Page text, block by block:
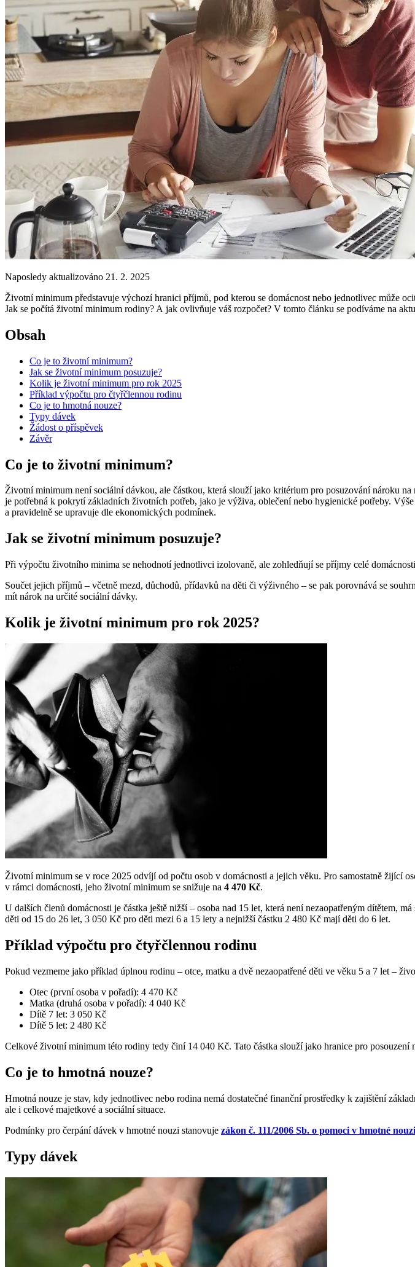
Naposledy aktualizováno 21. 2. 2025
Životní minimum představuje výchozí hranici příjmů, pod kterou se domácnost nebo jednotlivec může
Jak se počítá životní minimum rodiny? A jak ovlivňuje váš rozpočet? V tomto článku se podíváme na
Obsah
Co je to životní minimum?
Jak se životní minimum posuzuje?
Kolik je životní minimum pro rok 2025
Příklad výpočtu pro čtyřčlennou rodinu
Co je to hmotná nouze?
Typy dávek
Žádost o příspěvek
Závěr
Co je to životní minimum?
Životní minimum není sociální dávkou, ale částkou, která slouží jako kritérium pro posuzování nároku
je potřebná k pokrytí základních životních potřeb, jako je výživa, oblečení nebo hygienické potřeby.
a pravidelně se upravuje dle ekonomických podmínek.
Jak se životní minimum posuzuje?
Při výpočtu životního minima se nehodnotí jednotlivci izolovaně, ale zohledňují se příjmy celé
Součet jejich příjmů – včetně mezd, důchodů, přídavků na děti či výživného – se pak porovnává se
mít nárok na určité sociální dávky.
Kolik je životní minimum pro rok 2025?
Životní minimum se v roce 2025 odvíjí od počtu osob v domácnosti a jejich věku. Pro samostatně žijící
v rámci domácnosti, jeho životní minimum se snižuje na 4 470 Kč.
U dalších členů domácnosti je částka ještě nižší – osoba nad 15 let, která není nezaopatřeným dítětem,
děti od 15 do 26 let, 3 050 Kč pro děti mezi 6 a 15 lety a nejnižší částku 2 480 Kč mají děti do 6 let.
Příklad výpočtu pro čtyřčlennou rodinu
Pokud vezmeme jako příklad úplnou rodinu – otce, matku a dvě nezaopatřené děti ve věku 5 a 7 let –
Otec (první osoba v pořadí): 4 470 Kč
Matka (druhá osoba v pořadí): 4 040 Kč
Dítě 7 let: 3 050 Kč
Dítě 5 let: 2 480 Kč
Celkové životní minimum této rodiny tedy činí 14 040 Kč. Tato částka slouží jako hranice pro posouzení
Co je to hmotná nouze?
Hmotná nouze je stav, kdy jednotlivec nebo rodina nemá dostatečné finanční prostředky k zajištění
ale i celkové majetkové a sociální situace.
Podmínky pro čerpání dávek v hmotné nouzi stanovuje zákon č. 111/2006 Sb. o pomoci v hmotné nouzi
Typy dávek